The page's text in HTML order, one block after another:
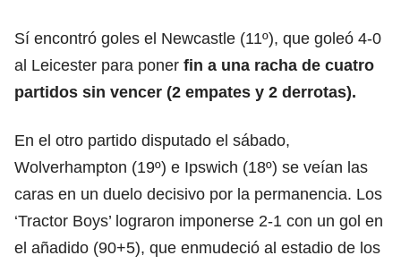
Sí encontró goles el Newcastle (11º), que goleó 4-0
al Leicester para poner fin a una racha de cuatro
partidos sin vencer (2 empates y 2 derrotas).
En el otro partido disputado el sábado,
Wolverhampton (19º) e Ipswich (18º) se veían las
caras en un duelo decisivo por la permanencia. Los
‘Tractor Boys’ lograron imponerse 2-1 con un gol en
el añadido (90+5), que enmudeció al estadio de los